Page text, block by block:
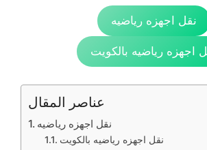
نقل اجهزه رياضيه
اجهزه رياضيه بالكويت
عناصر المقال
نقل اجهزه رياضيه
نقل اجهزه رياضيه بالكويت